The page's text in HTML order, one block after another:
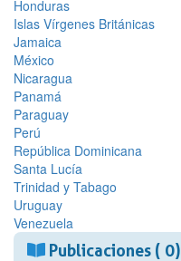
Honduras
Islas Vírgenes Británicas
Jamaica
México
Nicaragua
Panamá
Paraguay
Perú
República Dominicana
Santa Lucía
Trinidad y Tabago
Uruguay
Venezuela
Publicaciones ( 0)